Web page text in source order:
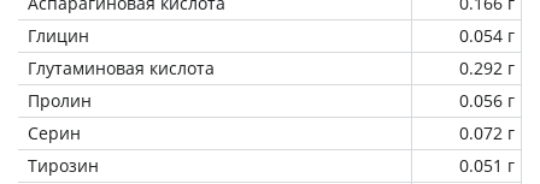
Глицин
0.054 г
Глутаминовая кислота
0.292 г
Пролин
0.056 г
Серин
0.072 г
Тирозин
0.051 г